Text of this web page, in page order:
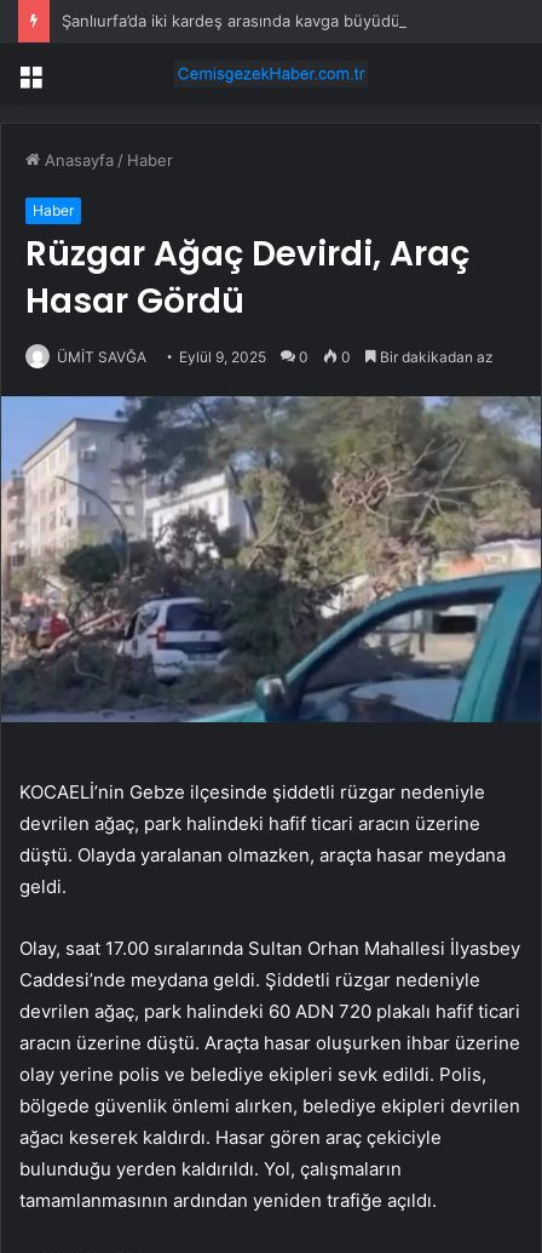
Menü
Anasayfa / Haber
Haber
Rüzgar Ağaç Devirdi, Araç
Hasar Gördü
ÜMİT SAVĞA Eylül 9, 2025 0 0 Bir dakikadan az
KOCAELİ’nin Gebze ilçesinde şiddetli rüzgar nedeniyle
devrilen ağaç, park halindeki hafif ticari aracın üzerine
düştü. Olayda yaralanan olmazken, araçta hasar meydana
geldi.
Olay, saat 17.00 sıralarında Sultan Orhan Mahallesi İlyasbey
Caddesi’nde meydana geldi. Şiddetli rüzgar nedeniyle
devrilen ağaç, park halindeki 60 ADN 720 plakalı hafif ticari
aracın üzerine düştü. Araçta hasar oluşurken ihbar üzerine
olay yerine polis ve belediye ekipleri sevk edildi. Polis,
bölgede güvenlik önlemi alırken, belediye ekipleri devrilen
ağacı keserek kaldırdı. Hasar gören araç çekiciyle
bulunduğu yerden kaldırıldı. Yol, çalışmaların
tamamlanmasının ardından yeniden trafiğe açıldı.